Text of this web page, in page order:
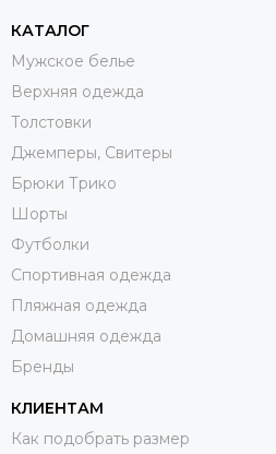
КАТАЛОГ
Мужское белье
Верхняя одежда
Толстовки
Джемперы, Свитеры
Брюки Трико
Шорты
Футболки
Спортивная одежда
Пляжная одежда
Домашняя одежда
Бренды
КЛИЕНТАМ
Как подобрать размер